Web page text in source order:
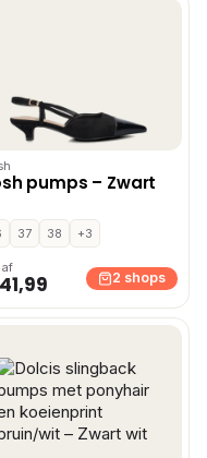
pumps – Zwart
37 38 +3
2 shops